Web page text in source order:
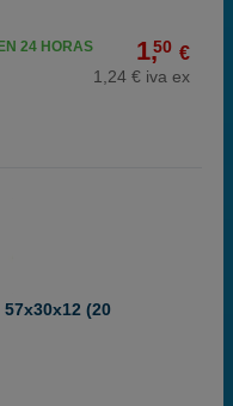
1,50 €
1,24 € iva ex
24 HORAS
(20